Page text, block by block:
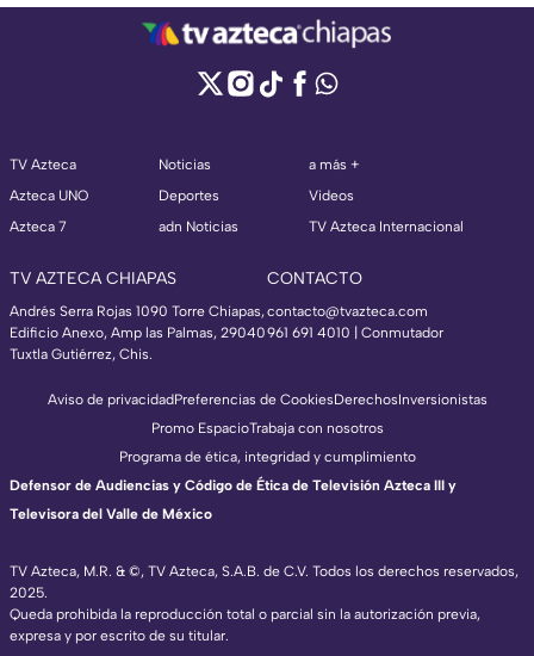
TV Azteca
Azteca UNO
Azteca 7
Noticias
Deportes
adn Noticias
a más +
Videos
TV Azteca Internacional
TV AZTECA CHIAPAS
Andrés Serra Rojas 1090 Torre Chiapas,
Edificio Anexo, Amp las Palmas, 29040
Tuxtla Gutiérrez, Chis.
CONTACTO
contacto@tvazteca.com
961 691 4010 | Conmutador
TV Azteca, M.R. & ©, TV Azteca, S.A.B. de C.V. Todos los derechos reservados,
2025.
Queda prohibida la reproducción total o parcial sin la autorización previa,
expresa y por escrito de su titular.
Aviso de privacidadPreferencias de CookiesDerechosInversionistas
Promo EspacioTrabaja con nosotros
Programa de ética, integridad y cumplimiento
Defensor de Audiencias y Código de Ética de Televisión Azteca III y
Televisora del Valle de México